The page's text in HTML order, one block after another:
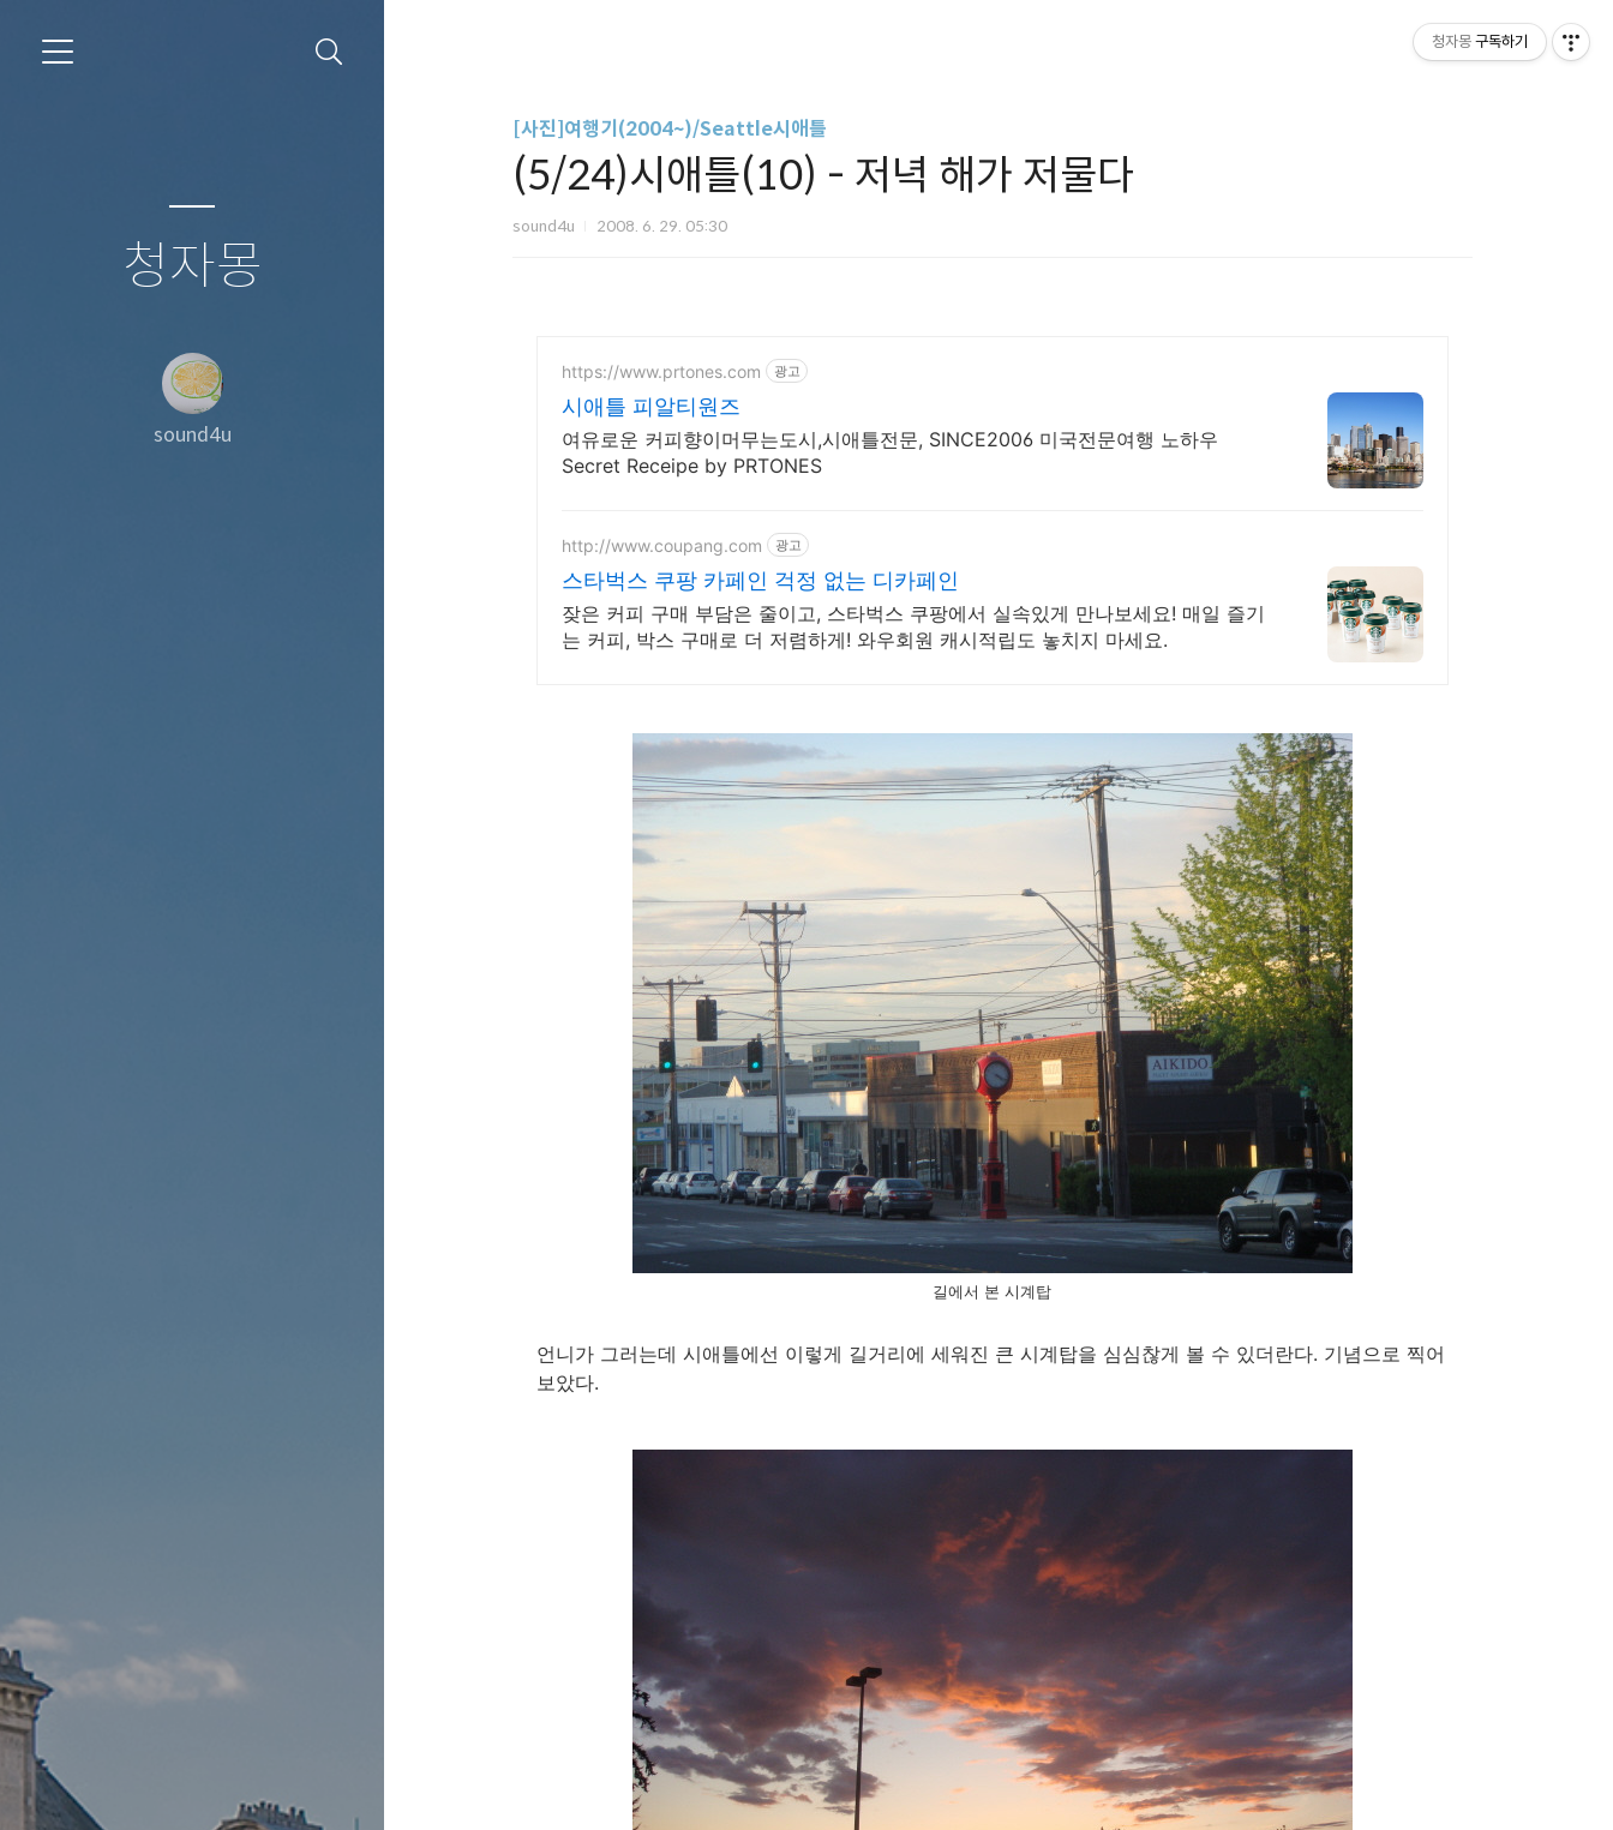
청자몽
sound4u
[사진]여행기(2004~)/Seattle시애틀
(5/24)시애틀(10) - 저녁 해가 저물다
sound4u 2008. 6. 29. 05:30
https://www.prtones.com 광고
시애틀 피알티원즈
여유로운 커피향이머무는도시,시애틀전문, SINCE2006 미국전문여행 노하우
Secret Receipe by PRTONES
http://www.coupang.com 광고
스타벅스 쿠팡 카페인 걱정 없는 디카페인
잦은 커피 구매 부담은 줄이고, 스타벅스 쿠팡에서 실속있게 만나보세요! 매일 즐기
는 커피, 박스 구매로 더 저렴하게! 와우회원 캐시적립도 놓치지 마세요.
길에서 본 시계탑
언니가 그러는데 시애틀에선 이렇게 길거리에 세워진 큰 시계탑을 심심찮게 볼 수 있더란다. 기념으로 찍어
보았다.
청자몽 구독하기